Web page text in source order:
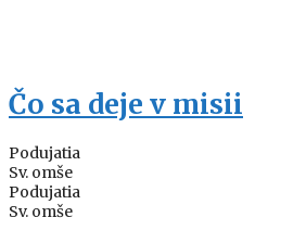
Čo sa deje v misii
Podujatia
Sv. omše
Podujatia
Sv. omše